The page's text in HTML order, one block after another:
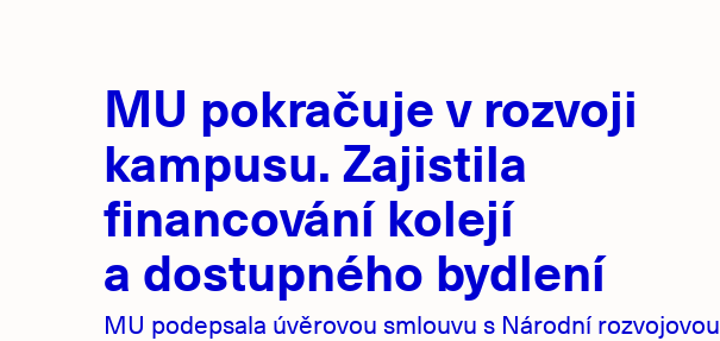
novinky
MU pokračuje v rozvoji
kampusu. Zajistila
financování kolejí
a dostupného bydlení
MU podepsala úvěrovou smlouvu s Národní rozvojovou